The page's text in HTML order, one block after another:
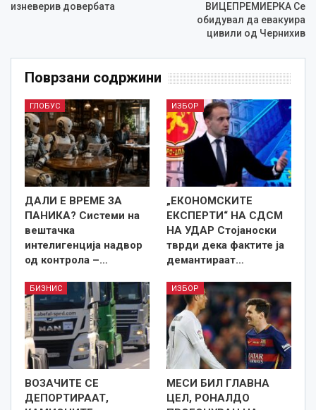
изневерив довербата
ВИЦЕПРЕМИЕРКА Се
обидувал да евакуира
цивили од Чернихив
Поврзани содржини
ГЛОБУС
ДАЛИ Е ВРЕМЕ ЗА
ПАНИКА? Системи на
вештачка
интелигенција надвор
од контрола –…
ИЗБОР
„ЕКОНОМСКИТЕ
ЕКСПЕРТИ“ НА СДСМ
НА УДАР Стојаноски
тврди дека фактите ја
демантираат…
БИЗНИС
ВОЗАЧИТЕ СЕ
ДЕПОРТИРААТ,
ИЗБОР
МЕСИ БИЛ ГЛАВНА
ЦЕЛ, РОНАЛДО